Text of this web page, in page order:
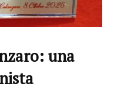
una